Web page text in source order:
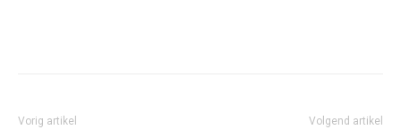
Vorig artikel Volgend artikel